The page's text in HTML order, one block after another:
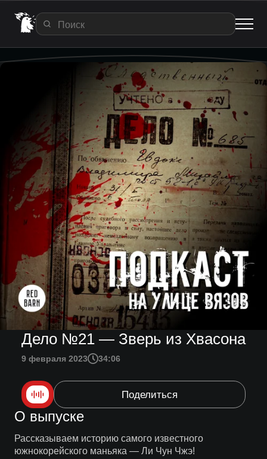
Дело №21 — Зверь из Хвасона
9 февраля 2023 34:06
Поделиться
О выпуске
Рассказываем историю самого известного
южнокорейского маньяка — Ли Чун Чжэ!